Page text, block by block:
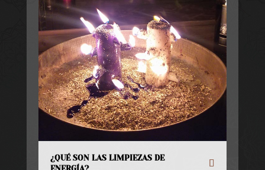
¿QUÉ SON LAS LIMPIEZAS DE